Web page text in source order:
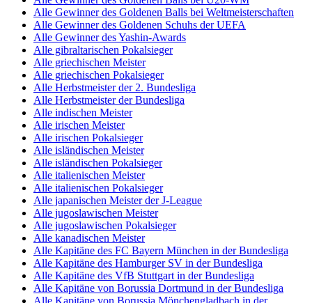
Alle Gewinner des Goldenen Balls bei Weltmeisterschaften
Alle Gewinner des Goldenen Schuhs der UEFA
Alle Gewinner des Yashin-Awards
Alle gibraltarischen Pokalsieger
Alle griechischen Meister
Alle griechischen Pokalsieger
Alle Herbstmeister der 2. Bundesliga
Alle Herbstmeister der Bundesliga
Alle indischen Meister
Alle irischen Meister
Alle irischen Pokalsieger
Alle isländischen Meister
Alle isländischen Pokalsieger
Alle italienischen Meister
Alle italienischen Pokalsieger
Alle japanischen Meister der J-League
Alle jugoslawischen Meister
Alle jugoslawischen Pokalsieger
Alle kanadischen Meister
Alle Kapitäne des FC Bayern München in der Bundesliga
Alle Kapitäne des Hamburger SV in der Bundesliga
Alle Kapitäne des VfB Stuttgart in der Bundesliga
Alle Kapitäne von Borussia Dortmund in der Bundesliga
Alle Kapitäne von Borussia Mönchengladbach in der